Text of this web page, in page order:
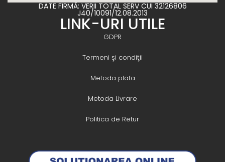
DATE FIRMĂ: VERII TOTAL SERV CUI 32126806
J40/10091/12.08.2013
LINK-URI UTILE
GDPR
Termeni şi condiţii
Metoda plata
Metoda Livrare
Politica de Retur